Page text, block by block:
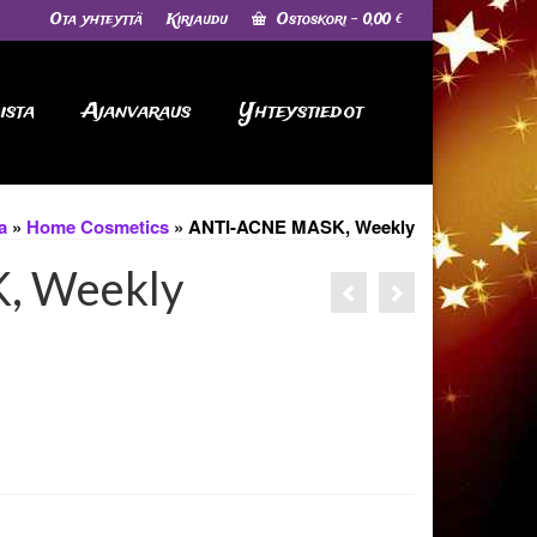
Ota yhteyttä Kirjaudu Ostoskori- 0,00€
Ajanvaraus Yhteystiedot
» Home Cosmetics » ANTI-ACNE MASK, Weekly
Weekly